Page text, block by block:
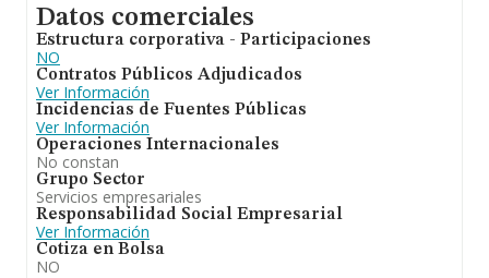
Datos comerciales
Estructura corporativa - Participaciones
NO
Contratos Públicos Adjudicados
Ver Información
Incidencias de Fuentes Públicas
Ver Información
Operaciones Internacionales
No constan
Grupo Sector
Servicios empresariales
Responsabilidad Social Empresarial
Ver Información
Cotiza en Bolsa
NO